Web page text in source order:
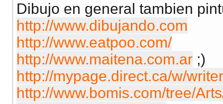
Dibujo en general tambien
http://www.dibujando.com
http://www.eatpoo.com/
http://www.maitena.com.ar ;)
http://mypage.direct.ca/w/
http://www.bomis.com/tree/